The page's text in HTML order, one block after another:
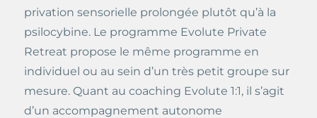
privation sensorielle prolongée plutôt qu’à la
psilocybine. Le programme Evolute Private
Retreat propose le même programme en
individuel ou au sein d’un très petit groupe sur
mesure. Quant au coaching Evolute 1:1, il s’agit
d’un accompagnement autonome